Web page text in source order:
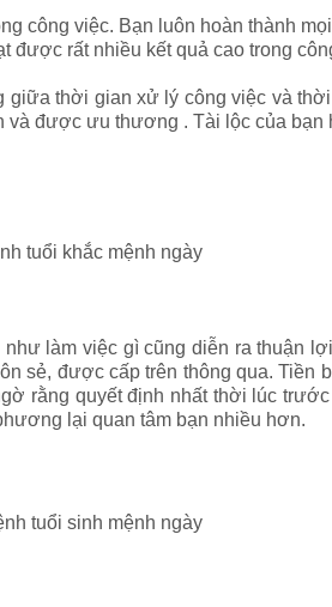
công việc. Bạn luôn hoàn thành
được rất nhiều kết quả cao trong
giữa thời gian xử lý công việc và
được ưu thương . Tài lộc của
tuổi khắc mệnh ngày
làm việc gì cũng diễn ra thuận
sẻ, được cấp trên thông qua. Tiền
rằng quyết định nhất thời lúc
lại quan tâm bạn nhiều hơn.
tuổi sinh mệnh ngày